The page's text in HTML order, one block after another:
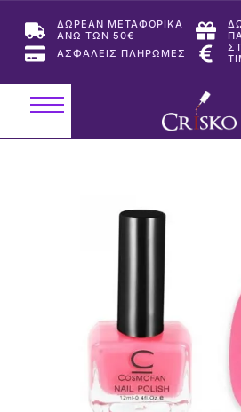
ΔΩΡΕΑΝ ΜΕΤΑΦΟΡΙΚΑ
ΑΝΩ ΤΩΝ 50€
ΑΣΦΑΛΕΙΣ ΠΛΗΡΩΜΕΣ